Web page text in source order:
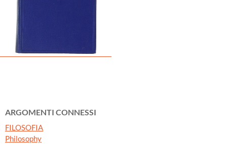
ARGOMENTI CONNESSI
FILOSOFIA
Philosophy